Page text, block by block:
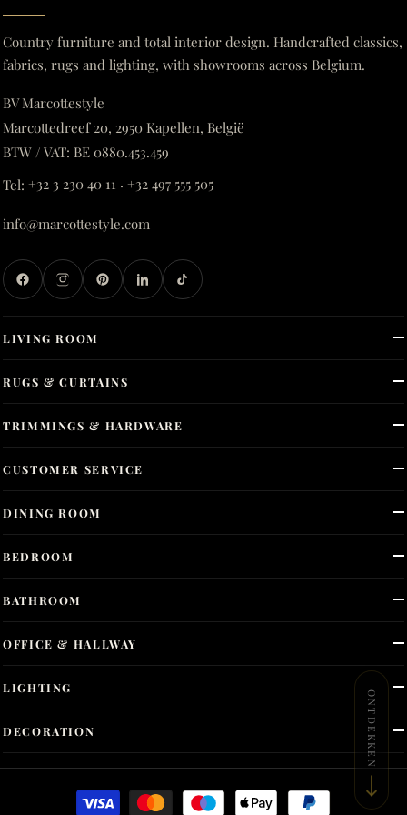
Country furniture and total interior design. Handcrafted classics,
fabrics, rugs and lighting, with showrooms across Belgium.
BV Marcottestyle
Marcottedreef 20, 2950 Kapellen, België
BTW / VAT: BE 0880.453.459
Tel: +32 3 230 40 11 · +32 497 555 505
info@marcottestyle.com
LIVING ROOM
DINING ROOM
BEDROOM
BATHROOM
OFFICE & HALLWAY
LIGHTING
DECORATION
RUGS & CURTAINS
TRIMMINGS & HARDWARE
CUSTOMER SERVICE
ONTDEKKEN